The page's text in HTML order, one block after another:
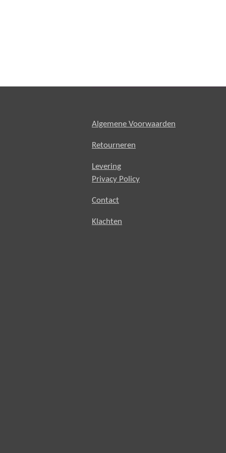
Algemene Voorwaarden
Retourneren
Levering
Privacy Policy
Contact
Klachten